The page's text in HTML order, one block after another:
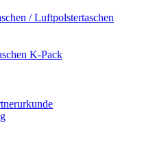
/ Luftpolstertaschen
K-Pack